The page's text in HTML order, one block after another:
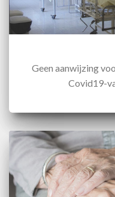
Geen aanwijzing
Covid19-